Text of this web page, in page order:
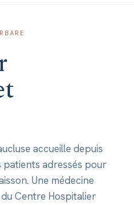
accueille depuis
adressés pour
Une médecine
Centre Hospitalier